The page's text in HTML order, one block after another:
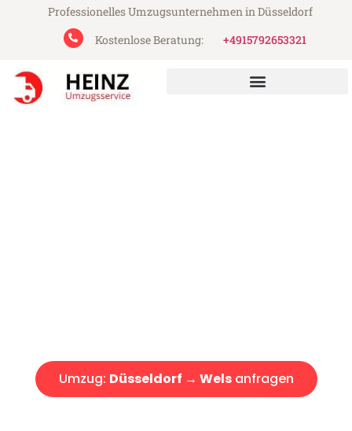
Professionelles Umzugsunternehmen in Düsseldorf
Kostenlose Beratung:
+4915792653321
Umzug: Düsseldorf → Welsanfragen